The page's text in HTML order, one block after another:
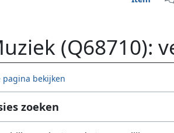
(Q68710):
pagina bekijken
,zoeken
zoeken